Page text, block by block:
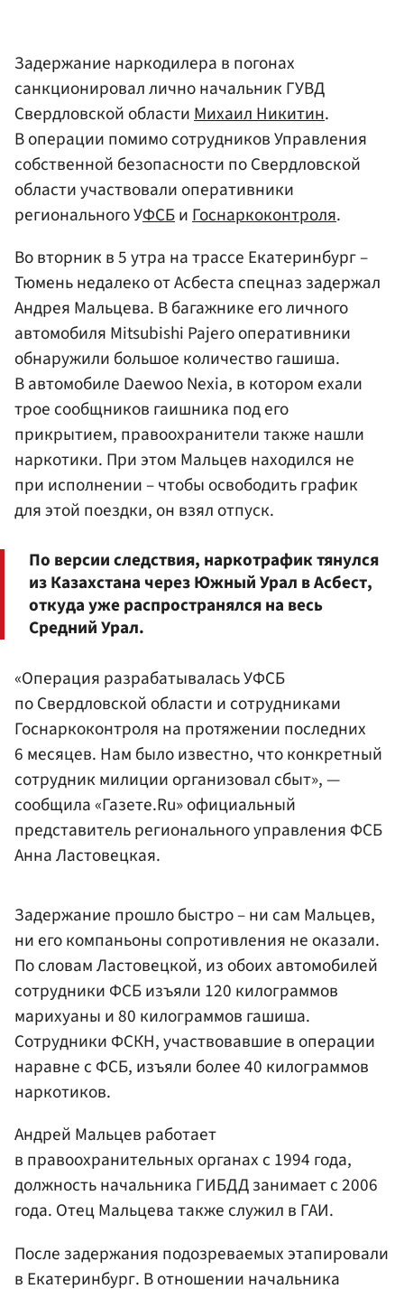
Задержание наркодилера в погонах
санкционировал лично начальник ГУВД
Свердловской областиМихаил Никитин.
В операции помимо сотрудников Управления
собственной безопасности по Свердловской
области участвовали оперативники
регионального УФСБиГоснаркоконтроля.
Во вторник в 5 утра на трассе Екатеринбург –
Тюмень недалеко от Асбеста спецназ задержал
Андрея Мальцева. В багажнике его личного
автомобиля Mitsubishi Pajero оперативники
обнаружили большое количество гашиша.
В автомобиле Daewoo Nexia, в котором ехали
трое сообщников гаишника под его
прикрытием, правоохранители также нашли
наркотики. При этом Мальцев находился не
при исполнении – чтобы освободить график
для этой поездки, он взял отпуск.
По версии следствия, наркотрафик тянулся
из Казахстана через Южный Урал в Асбест,
откуда уже распространялся на весь
Средний Урал.
«Операция разрабатывалась УФСБ
по Свердловской области и сотрудниками
Госнаркоконтроля на протяжении последних
6 месяцев. Нам было известно, что конкретный
сотрудник милиции организовал сбыт», —
сообщила «Газете.Ru» официальный
представитель регионального управления ФСБ
Анна Ластовецкая.
Задержание прошло быстро – ни сам Мальцев,
ни его компаньоны сопротивления не оказали.
По словам Ластовецкой, из обоих автомобилей
сотрудники ФСБ изъяли 120 килограммов
марихуаны и 80 килограммов гашиша.
Сотрудники ФСКН, участвовавшие в операции
наравне с ФСБ, изъяли более 40 килограммов
наркотиков.
Андрей Мальцев работает
в правоохранительных органах с 1994 года,
должность начальника ГИБДД занимает с 2006
года. Отец Мальцева также служил в ГАИ.
После задержания подозреваемых этапировали
в Екатеринбург. В отношении начальника